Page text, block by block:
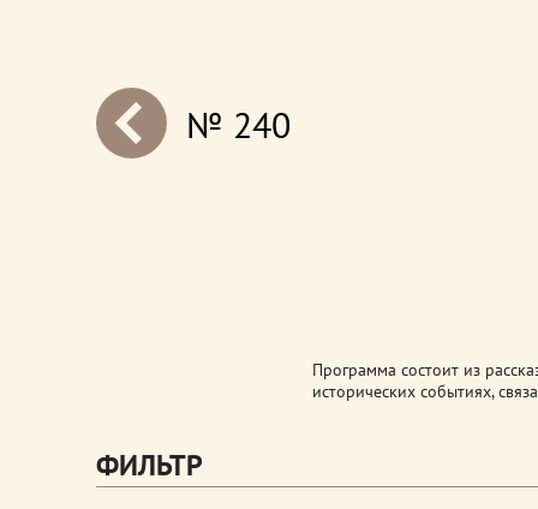
next№ 240
Программа состоит из
исторических событиях,
ФИЛЬТР